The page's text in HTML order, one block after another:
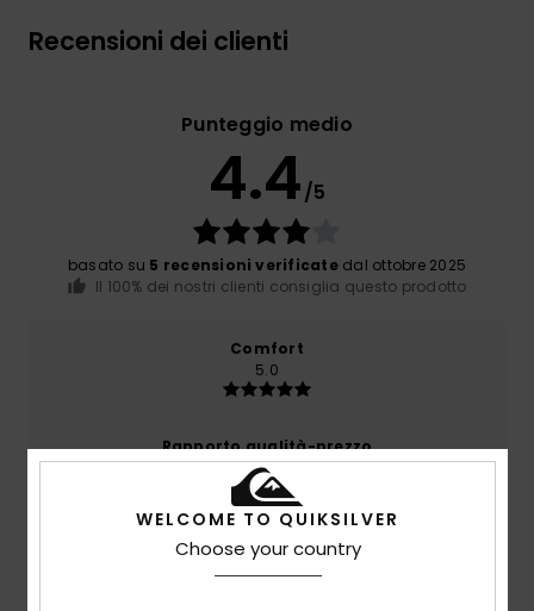
Recensioni dei clienti
Punteggio medio
4.4/5
basato su 5 recensioni verificatedal ottobre 2025
Il 100% dei nostri clienti consiglia questo prodotto
Comfort
5.0
Rapporto qualità-prezzo
4.6
Taglia
Troppo grande
Materiale
WELCOME TO QUIKSILVER
Choose your country